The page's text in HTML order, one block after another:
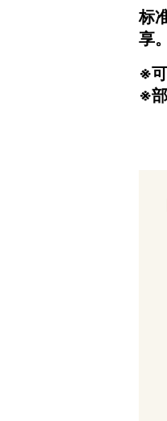
标
享。
※
※